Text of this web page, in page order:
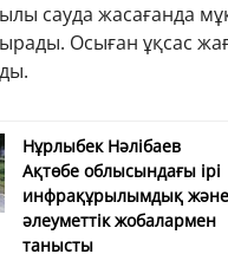
сауда жасағанда
Осыған ұқсас
Нұрлыбек Нәлібаев
Ақтөбе облысындағы ірі
инфрақұрылымдық және
әлеуметтік жобалармен
танысты